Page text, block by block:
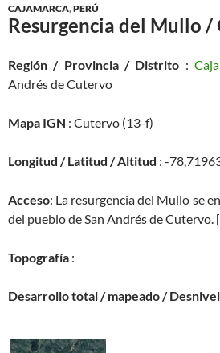
CAJAMARCA,PERÚ
Resurgencia del Mullo /
Región / Provincia / Distrito :
Andrés de Cutervo
Mapa IGN : Cutervo (13-f)
Longitud / Latitud / Altitud : -
Acceso: La resurgencia del Mullo se
del pueblo de San Andrés de Cutervo. [
Topografía :
Desarrollo total / mapeado / Desnivel